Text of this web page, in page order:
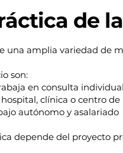
de
una amplia variedad de
son:
en consulta
clínica o centro
autónomo y asalariado
depende del proyecto